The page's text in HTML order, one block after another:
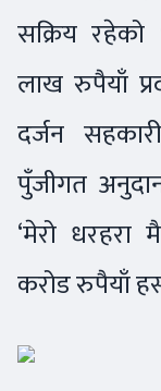
सक्रिय
लाख रुपैयाँ
दर्जन
पुँजीगत
‘मेरो
करोड रुपैयाँ